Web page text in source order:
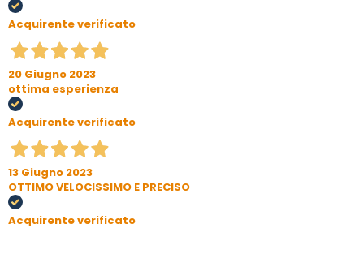
Acquirente verificato
20 Giugno 2023
ottima esperienza
Acquirente verificato
13 Giugno 2023
OTTIMO VELOCISSIMO E PRECISO
Acquirente verificato